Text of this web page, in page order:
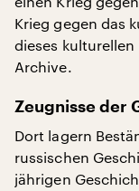
Krieg gegen das
dieses
Archive.
Zeugnisse der
Dort lagern
russischen
jährigen